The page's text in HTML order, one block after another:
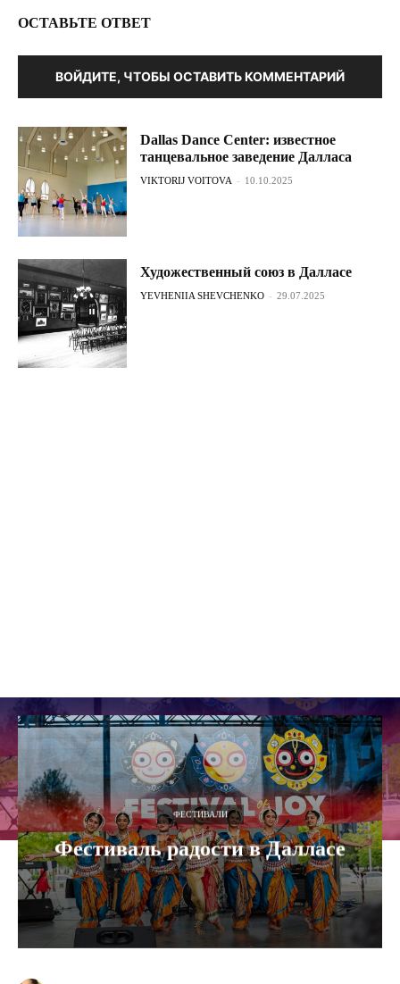
ОСТАВЬТЕ ОТВЕТ
ВОЙДИТЕ, ЧТОБЫ ОСТАВИТЬ КОММЕНТАРИЙ
Dallas Dance Center: известное
танцевальное заведение Далласа
VIKTORIJ VOITOVA - 10.10.2025
Художественный союз в Далласе
YEVHENIIA SHEVCHENKO - 29.07.2025